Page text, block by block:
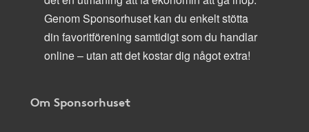
Genom Sponsorhuset kan du enkelt stötta
din favoritförening samtidigt som du handlar
online – utan att det kostar dig något extra!
Om Sponsorhuset